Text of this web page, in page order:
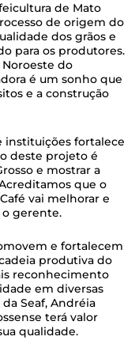
de Mato
de origem do
dos grãos e
para os produtores.
do
é um sonho que
e a construção
instituições fortalece
deste projeto é
e mostrar a
que o
vai melhorar e
o gerente.
e fortalecem
produtiva do
reconhecimento
em diversas
Seaf, Andréia
terá valor
qualidade.